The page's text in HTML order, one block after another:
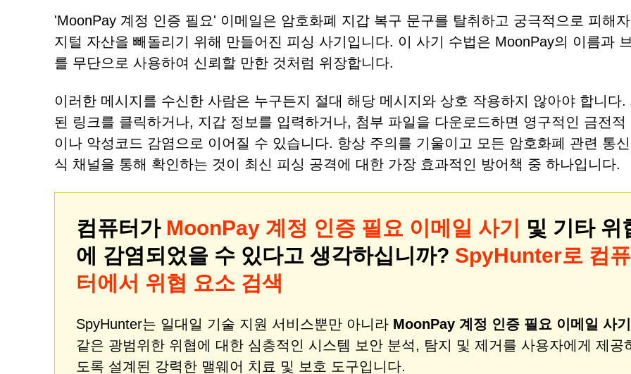
'MoonPay 계정 인증 필요' 이메일은 암호화폐 지갑 복구 문구를 탈취하고 궁극적으로 피해자
지털 자산을 빼돌리기 위해 만들어진 피싱 사기입니다. 이 사기 수법은 MoonPay의 이름과
를 무단으로 사용하여 신뢰할 만한 것처럼 위장합니다.
이러한 메시지를 수신한 사람은 누구든지 절대 해당 메시지와 상호 작용하지 않아야 합니다.
된 링크를 클릭하거나, 지갑 정보를 입력하거나, 첨부 파일을 다운로드하면 영구적인 금전적
이나 악성코드 감염으로 이어질 수 있습니다. 항상 주의를 기울이고 모든 암호화폐 관련 통
식 채널을 통해 확인하는 것이 최신 피싱 공격에 대한 가장 효과적인 방어책 중 하나입니다.
컴퓨터가 MoonPay 계정 인증 필요 이메일 사기
및 기타 위
에 감염되었을 수 있다고 생각하십니까? SpyHunter로 컴퓨
터에서 위협 요소 검색
SpyHunter는 일대일 기술 지원 서비스뿐만 아니라 MoonPay 계정 인증 필요 이메일 사기
같은 광범위한 위협에 대한 심층적인 시스템 보안 분석, 탐지 및 제거를 사용자에게 제공
도록 설계된 강력한 맬웨어 치료 및 보호 도구입니다.